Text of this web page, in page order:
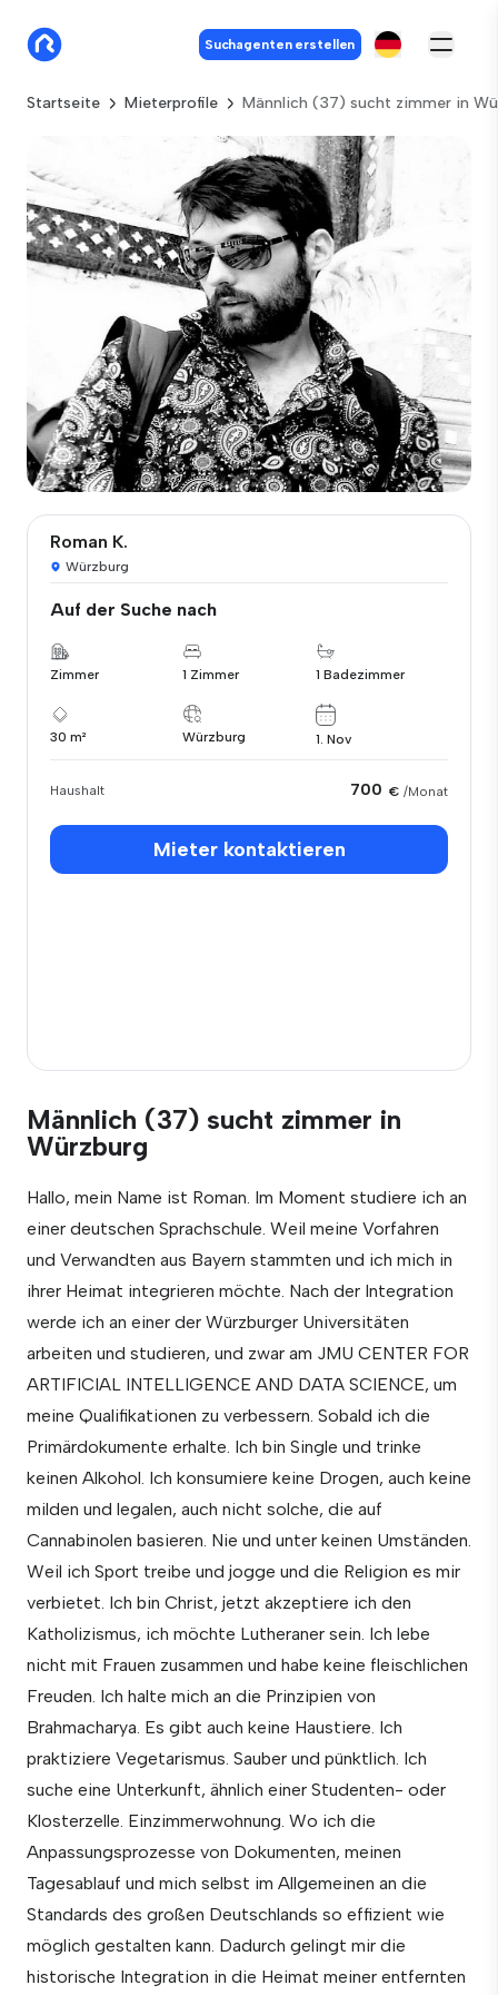
Suchagenten erstellen
Startseite Mieterprofile Männlich (37) sucht zimmer in
Roman K.
Würzburg
Auf der Suche nach
Zimmer 1 Zimmer 1 Badezimmer
30 m² Würzburg 1. Nov
Haushalt 700 € /Monat
Mieter kontaktieren
Männlich (37) sucht zimmer in
Würzburg
Hallo, mein Name ist Roman. Im Moment studiere ich an
einer deutschen Sprachschule. Weil meine Vorfahren
und Verwandten aus Bayern stammten und ich mich in
ihrer Heimat integrieren möchte. Nach der Integration
werde ich an einer der Würzburger Universitäten
arbeiten und studieren, und zwar am JMU CENTER FOR
ARTIFICIAL INTELLIGENCE AND DATA SCIENCE, um
meine Qualifikationen zu verbessern. Sobald ich die
Primärdokumente erhalte. Ich bin Single und trinke
keinen Alkohol. Ich konsumiere keine Drogen, auch keine
milden und legalen, auch nicht solche, die auf
Cannabinolen basieren. Nie und unter keinen Umständen.
Weil ich Sport treibe und jogge und die Religion es mir
verbietet. Ich bin Christ, jetzt akzeptiere ich den
Katholizismus, ich möchte Lutheraner sein. Ich lebe
nicht mit Frauen zusammen und habe keine fleischlichen
Freuden. Ich halte mich an die Prinzipien von
Brahmacharya. Es gibt auch keine Haustiere. Ich
praktiziere Vegetarismus. Sauber und pünktlich. Ich
suche eine Unterkunft, ähnlich einer Studenten- oder
Klosterzelle. Einzimmerwohnung. Wo ich die
Anpassungsprozesse von Dokumenten, meinen
Tagesablauf und mich selbst im Allgemeinen an die
Standards des großen Deutschlands so effizient wie
möglich gestalten kann. Dadurch gelingt mir die
historische Integration in die Heimat meiner entfernten